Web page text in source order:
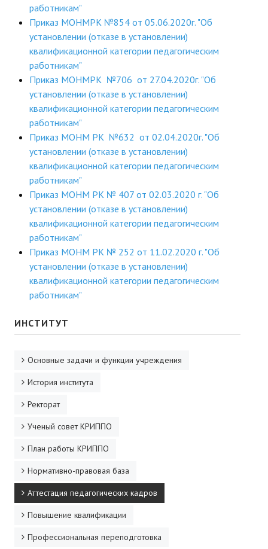
Профессиональная переподготовка
Повышение квалификации
КОНТАКТЫ
работникам"
Приказ МОНМРК №854 от 05.06.2020г. "Об
установлении (отказе в установлении)
квалификационной категории педагогическим
работникам"
Приказ МОНМРК №706 от 27.04.2020г. "Об
установлении (отказе в установлении)
квалификационной категории педагогическим
работникам"
Приказ МОНМ РК №632 от 02.04.2020г. "Об
установлении (отказе в установлении)
квалификационной категории педагогическим
работникам"
Приказ МОНМ РК № 407 от 02.03.2020 г. "Об
установлении (отказе в установлении)
квалификационной категории педагогическим
работникам"
Приказ МОНМ РК № 252 от 11.02.2020 г. "Об
установлении (отказе в установлении)
квалификационной категории педагогическим
работникам"
ИНСТИТУТ
Основные задачи и функции учреждения
История института
Ректорат
Ученый совет КРИППО
План работы КРИППО
Нормативно-правовая база
Аттестация педагогических кадров
Повышение квалификации
Профессиональная переподготовка